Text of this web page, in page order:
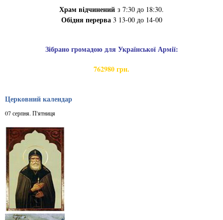
Храм відчинений з 7:30 до 18:30.
Обідня перерва3 13-00 до 14-00
Зібрано громадою для Української Армії:
762980 грн.
Церковний календар
07 серпня. П'ятниця